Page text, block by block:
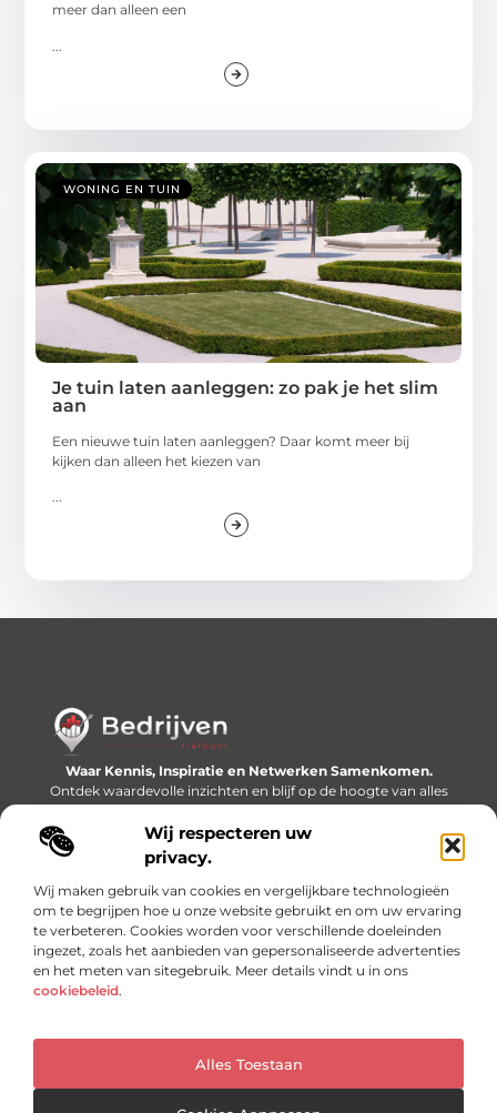
Wij respecteren uw
privacy.
Wij maken gebruik van cookies en vergelijkbare technologieën
om te begrijpen hoe u onze website gebruikt en om uw ervaring
te verbeteren. Cookies worden voor verschillende doeleinden
ingezet, zoals het aanbieden van gepersonaliseerde advertenties
en het meten van sitegebruik. Meer details vindt u in ons
cookiebeleid.
Alles Toestaan
meer dan alleen een
WONING EN TUIN
Je tuin laten aanleggen: zo pak je het slim
aan
Een nieuwe tuin laten aanleggen? Daar komt meer bij
kijken dan alleen het kiezen van
Waar Kennis, Inspiratie en Netwerken Samenkomen.
Ontdek waardevolle inzichten en blijf op de hoogte van alles
wat er speelt in de wereld.
Bericht categorie
Onze informatie
@2025 www.bedrijventrefpunt.nl. All Right Reserved.